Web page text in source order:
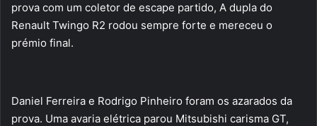
prova com um coletor de escape partido, A dupla do
Renault Twingo R2 rodou sempre forte e mereceu o
prémio final.
Daniel Ferreira e Rodrigo Pinheiro foram os azarados da
prova. Uma avaria elétrica parou Mitsubishi carisma GT,